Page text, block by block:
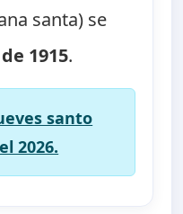
santa) se
1915.
santo
2026.